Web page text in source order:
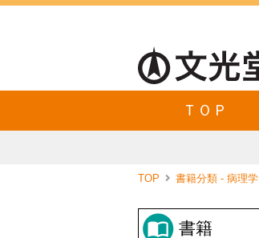
ＴＯＰ
TOP 書籍分類 - 病理学
書籍